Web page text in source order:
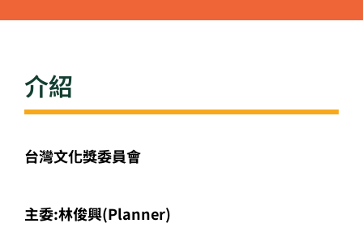
介紹
台灣文化獎委員會
主委:林俊興(Planner)